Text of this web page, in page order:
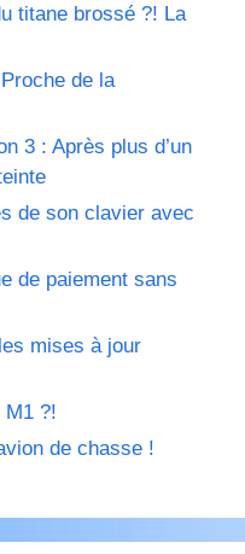
titane brossé ?! La
de la
3 : Après plus d’un
de son clavier avec
de paiement sans
mises à jour
M1 ?!
de chasse !